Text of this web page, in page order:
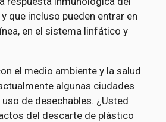
que incluso pueden entrar en
en el sistema linfático y
el medio ambiente y la salud
algunas ciudades
de desechables. ¿Usted
del descarte de plástico